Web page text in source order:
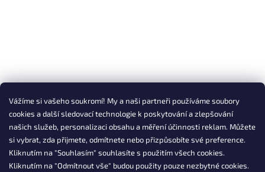
Vážíme si vašeho soukromí! My a naši partneři používáme soubory
cookies a další sledovací technologie k poskytování a zlepšování
našich služeb, personalizaci obsahu a měření účinnosti reklam. Můžete
si vybrat, zda přijmete, odmítnete nebo přizpůsobíte své preference.
Kliknutím na "Souhlasím" souhlasíte s použitím všech cookies.
Kliknutím na "Odmítnout vše" budou použity pouze nezbytné cookies.